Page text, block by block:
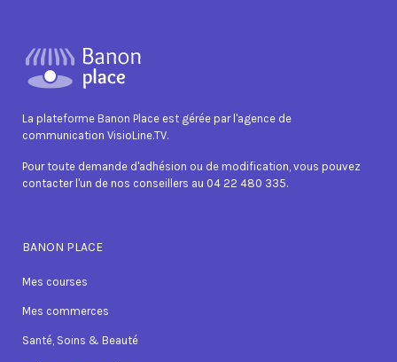
La plateforme Banon Place est gérée par l'agence de
communication VisioLine.TV.
Pour toute demande d'adhésion ou de modification, vous pouvez
contacter l'un de nos conseillers au 04 22 480 335.
BANON PLACE
Mes courses
Mes commerces
Santé, Soins & Beauté